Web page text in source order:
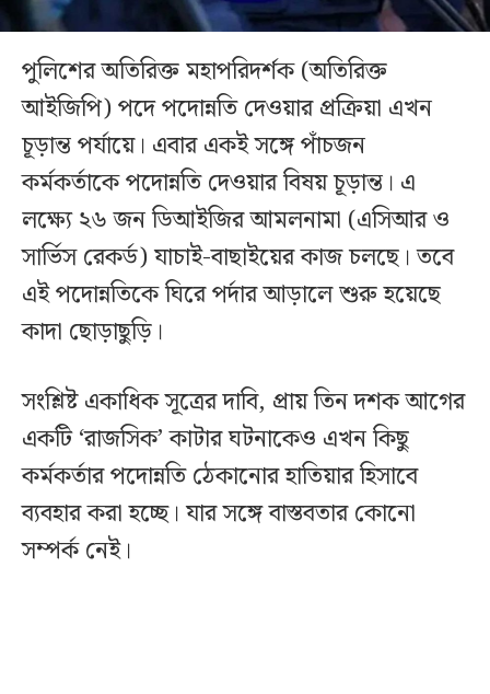
পুলিশের অতিরিক্ত মহাপরিদর্শক (অতিরিক্ত
আইজিপি) পদে পদোন্নতি দেওয়ার প্রক্রিয়া এখন
চূড়ান্ত পর্যায়ে। এবার একই সঙ্গে পাঁচজন
কর্মকর্তাকে পদোন্নতি দেওয়ার বিষয় চূড়ান্ত। এ
লক্ষ্যে ২৬ জন ডিআইজির আমলনামা (এসিআর ও
সার্ভিস রেকর্ড) যাচাই-বাছাইয়ের কাজ চলছে। তবে
এই পদোন্নতিকে ঘিরে পর্দার আড়ালে শুরু হয়েছে
কাদা ছোড়াছুড়ি।
সংশ্লিষ্ট একাধিক সূত্রের দাবি, প্রায় তিন দশক আগের
একটি ‘রাজসিক’ কাটার ঘটনাকেও এখন কিছু
কর্মকর্তার পদোন্নতি ঠেকানোর হাতিয়ার হিসাবে
ব্যবহার করা হচ্ছে। যার সঙ্গে বাস্তবতার কোনো
সম্পর্ক নেই।